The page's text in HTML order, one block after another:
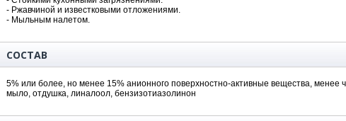
- Ржавчиной и известковыми отложениями.
- Мыльным налетом.
СОСТАВ
5% или более, но менее 15% анионного поверхностно-активные вещества,
мыло, отдушка, линалоол, бензизотиазолинон